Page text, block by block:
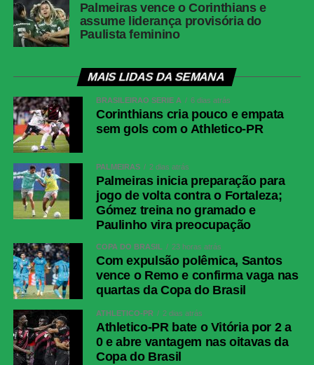
Palmeiras vence o Corinthians e
assume liderança provisória do
Paulista feminino
MAIS LIDAS DA SEMANA
BRASILEIRÃO SÉRIE A 6 dias atrás
Corinthians cria pouco e empata
sem gols com o Athletico-PR
PALMEIRAS 2 dias atrás
Palmeiras inicia preparação para
jogo de volta contra o Fortaleza;
Gómez treina no gramado e
Paulinho vira preocupação
COPA DO BRASIL 23 horas atrás
Com expulsão polêmica, Santos
vence o Remo e confirma vaga nas
quartas da Copa do Brasil
ATHLETICO-PR 2 dias atrás
Athletico-PR bate o Vitória por 2 a
0 e abre vantagem nas oitavas da
Copa do Brasil